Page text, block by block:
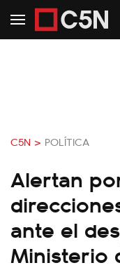
C5N > POLÍTICA
Alertan
ante el
Ministerio